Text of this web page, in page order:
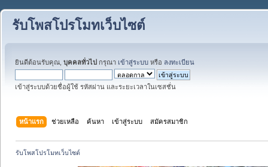
รับโพสโปรโมทเว็บไซต์
ยินดีต้อนรับคุณ, บุคคลทั่วไป กรุณา เข้าสู่ระบบ หรือ ลงทะเบียน
เข้าสู่ระบบด้วยชื่อผู้ใช้ รหัสผ่าน และระยะเวลาในเซสชั่น
หน้าแรก ช่วยเหลือ ค้นหา เข้าสู่ระบบ สมัครสมาชิก
รับโพสโปรโมทเว็บไซต์